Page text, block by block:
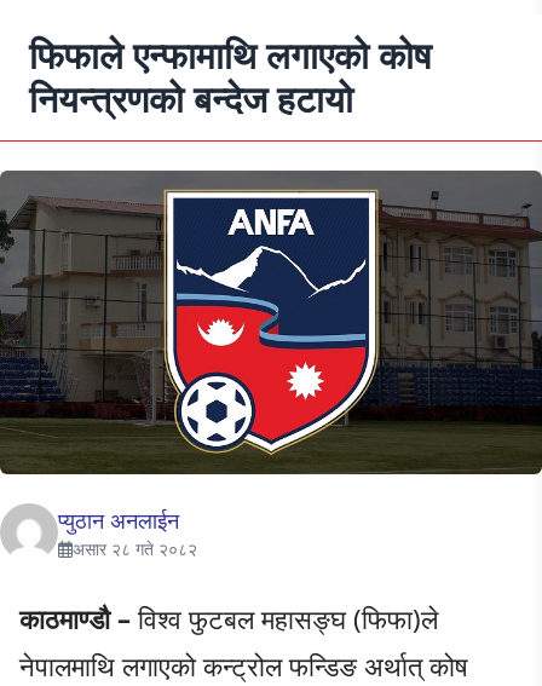
फिफाले एन्फामाथि लगाएको कोष
नियन्त्रणको बन्देज हटायो
प्युठान अनलाईन
असार २८ गते २०८२
काठमाण्डौ –विश्व फुटबल महासङ्घ (फिफा)ले
नेपालमाथि लगाएको कन्ट्रोल फन्डिङ अर्थात् कोष